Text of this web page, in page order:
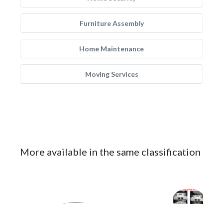
Furniture Assembly
Home Maintenance
Moving Services
More available in the same classification